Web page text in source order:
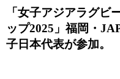
「女子アジアラグビ
ップ2025」福岡・
子日本代表が参加。